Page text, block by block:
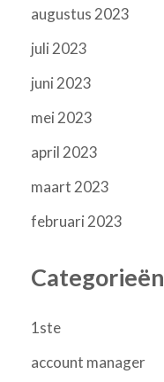
augustus 2023
juli 2023
juni 2023
mei 2023
april 2023
maart 2023
februari 2023
Categorieën
1ste
account manager